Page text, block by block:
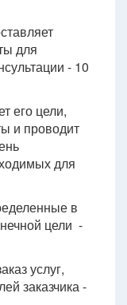
для
- 10
его цели,
и проводит
для
в
цели -
услуг,
заказчика -